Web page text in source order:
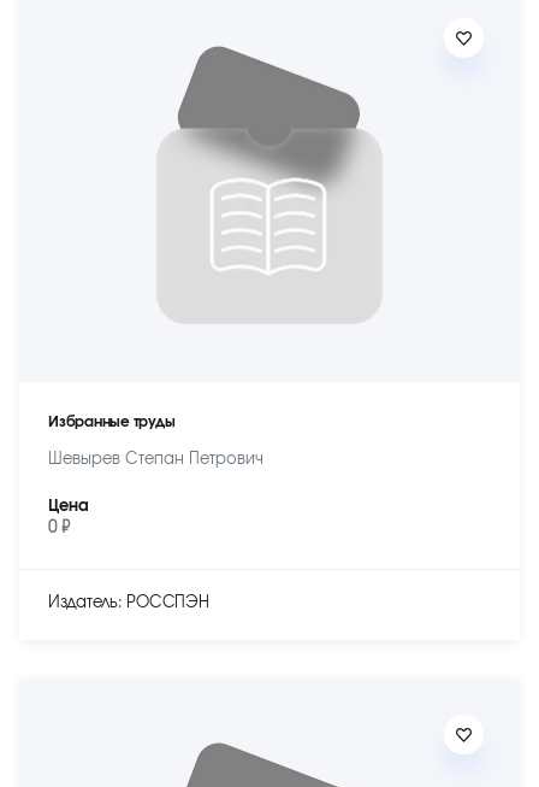
Избранные труды
Шевырев Степан Петрович
Цена
0 ₽
Издатель: РОССПЭН